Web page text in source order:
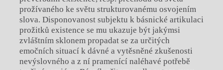
prožívaného ke světu strukturovanému osvojením
slova. Disponovanost subjektu k básnické artikulaci
prožitků existence se mu ukazuje být jakýmsi
zvláštním sklonem propadat se za určitých
emočních situací k dávné a vytěsněné zkušenosti
nevýslovného a z ní pramenící naléhavé potřebě